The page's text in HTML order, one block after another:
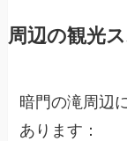
周辺の観光
暗門の滝周辺
あります：